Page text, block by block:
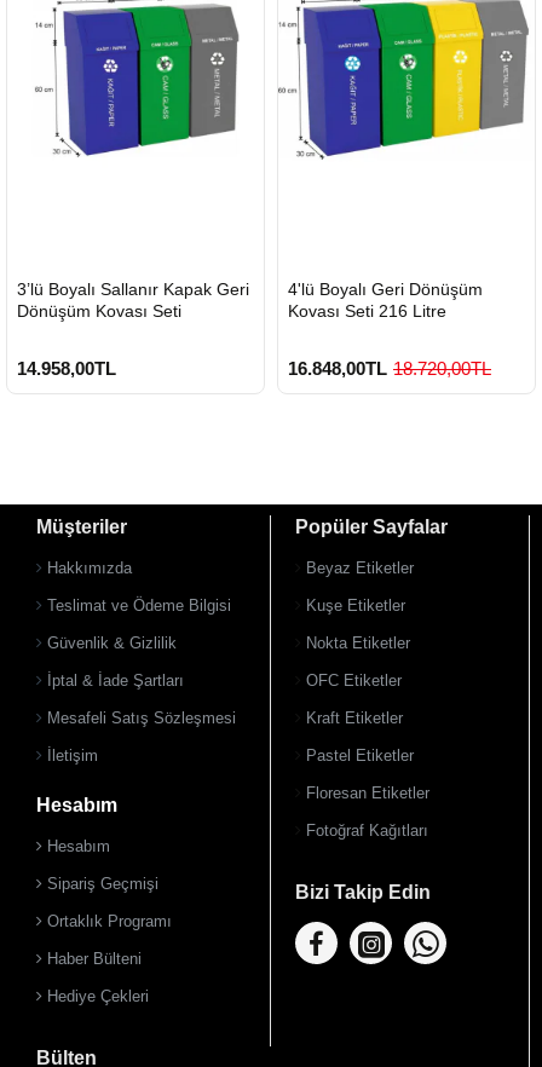
GÖNDERİ
3’lü Boyalı Sallanır Kapak Geri
Dönüşüm Kovası Seti
14.958,00TL
GÖNDERİ
4'lü Boyalı Geri Dönüşüm
Kovası Seti 216 Litre
16.848,00TL 18.720,00TL
Müşteriler
Hakkımızda
Teslimat ve Ödeme Bilgisi
Güvenlik & Gizlilik
İptal & İade Şartları
Mesafeli Satış Sözleşmesi
İletişim
Hesabım
Hesabım
Sipariş Geçmişi
Ortaklık Programı
Haber Bülteni
Hediye Çekleri
Popüler Sayfalar
Beyaz Etiketler
Kuşe Etiketler
Nokta Etiketler
OFC Etiketler
Kraft Etiketler
Pastel Etiketler
Floresan Etiketler
Fotoğraf Kağıtları
Bizi Takip Edin
Bülten